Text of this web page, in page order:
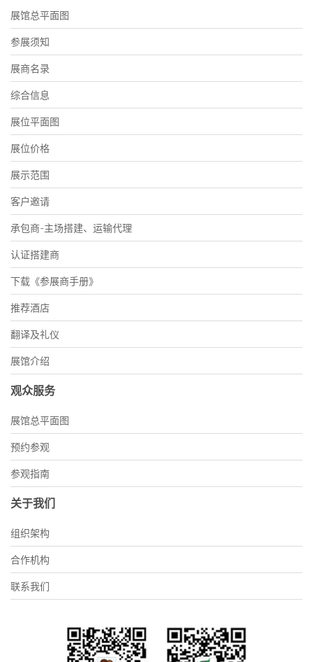
展馆总平面图
参展须知
展商名录
综合信息
展位平面图
展位价格
展示范围
客户邀请
承包商-主场搭建、运输代理
认证搭建商
下载《参展商手册》
推荐酒店
翻译及礼仪
展馆介绍
观众服务
展馆总平面图
预约参观
参观指南
关于我们
组织架构
合作机构
联系我们